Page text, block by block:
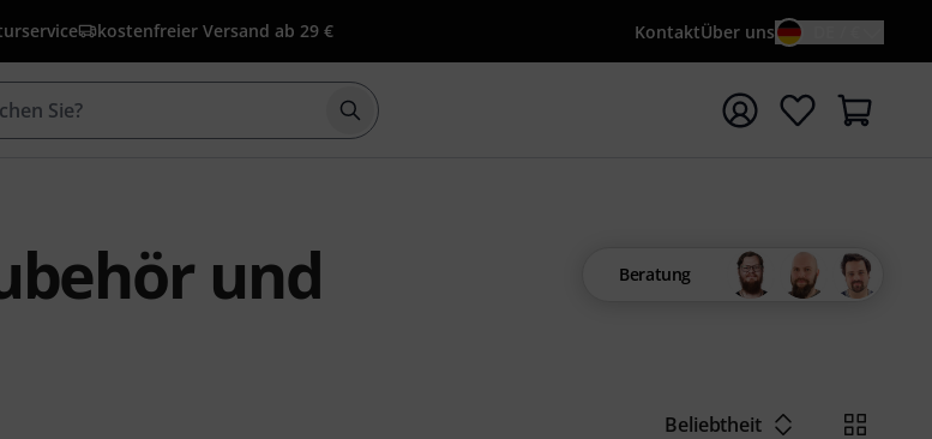
kostenfreier Versand ab 29 € KontaktÜber uns
Suche mit Suchwort {searchTerm} starten
und
Beratung
Beliebtheit